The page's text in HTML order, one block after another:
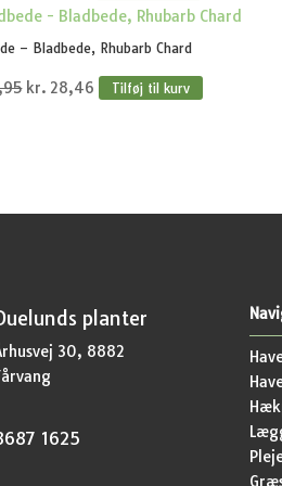
oprindelige
pris
kr.44,95.
aktuelle
pris
er:
kr.33,71.
– Bladbede, Rhubarb Chard
Den
kr. 28,46 DenTilføj til kurv
planter
30, 8882
1625